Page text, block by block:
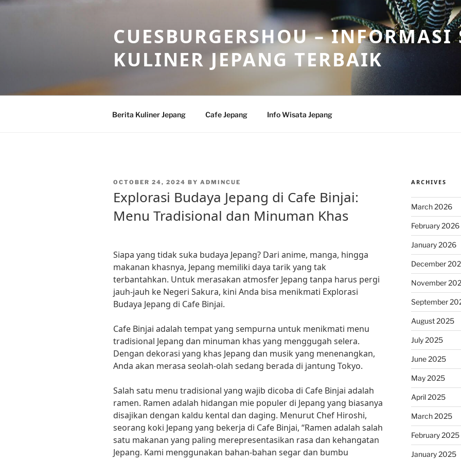
Skip
CUESBURGERSHOU – INFORMASI
KULINER JEPANG TERBAIK
Berita Kuliner Jepang Cafe Jepang Info Wisata Jepang
POSTED
OCTOBER 24, 2024 BY ADMINCUE
Explorasi Budaya Jepang di Cafe Binjai:
Menu Tradisional dan Minuman Khas
Siapa yang tidak suka budaya Jepang? Dari anime, manga, hingga
makanan khasnya, Jepang memiliki daya tarik yang tak
terbantahkan. Untuk merasakan atmosfer Jepang tanpa harus pergi
jauh-jauh ke Negeri Sakura, kini Anda bisa menikmati Explorasi
Budaya Jepang di Cafe Binjai.
Cafe Binjai adalah tempat yang sempurna untuk menikmati menu
tradisional Jepang dan minuman khas yang menggugah selera.
Dengan dekorasi yang khas Jepang dan musik yang menenangkan,
Anda akan merasa seolah-olah sedang berada di jantung Tokyo.
Salah satu menu tradisional yang wajib dicoba di Cafe Binjai adalah
ramen. Ramen adalah hidangan mie populer di Jepang yang biasanya
disajikan dengan kaldu kental dan daging. Menurut Chef Hiroshi,
seorang koki Jepang yang bekerja di Cafe Binjai, “Ramen adalah salah
satu makanan yang paling merepresentasikan rasa dan kehangatan
Jepang. Kami menggunakan bahan-bahan segar dan bumbu
ARCHIVES
March 2026
February 2026
January 2026
December
November
September
August 2025
July 2025
June 2025
May 2025
April 2025
March 2025
February 2025
January 2025